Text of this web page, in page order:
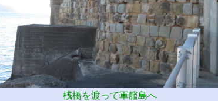
桟橋を渡って軍艦島へ